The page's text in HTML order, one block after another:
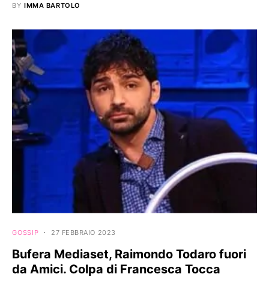
BY IMMA BARTOLO
GOSSIP 27 FEBBRAIO 2023
Bufera Mediaset, Raimondo Todaro fuori
da Amici. Colpa di Francesca Tocca